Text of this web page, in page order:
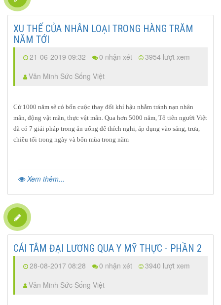
XU THẾ CỦA NHÂN LOẠI TRONG HÀNG TRĂM
NĂM TỚI
21-06-2019 09:32 0 nhận xét
3954 lượt xem
Văn Minh Sức Sống Việt
Cứ 1000 năm sẽ có bốn cuộc thay đổi khí hậu nhằm tránh nạn nhân
mãn, động vật mãn, thực vật mãn. Qua hơn 5000 năm, Tổ tiên người Việt
đã có 7 giải pháp trong ăn uống để thích nghi, áp dụng vào sáng, trưa,
chiều tối trong ngày và bốn mùa trong năm
Xem thêm...
CÁI TÂM ĐẠI LƯƠNG QUA Y MỸ THỰC - PHẦN 2
28-08-2017 08:28 0 nhận xét
3940 lượt xem
Văn Minh Sức Sống Việt